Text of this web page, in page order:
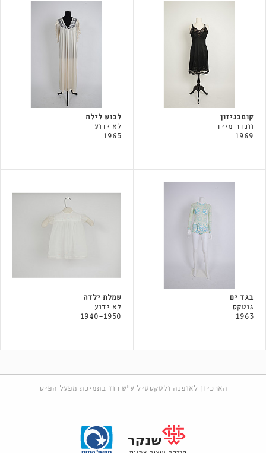
קומבניזון
וונדר מייד
1969
לבוש לילה
לא ידוע
1965
בגד ים
גוטקס
1963
שמלת ילדה
לא ידוע
1940-1950
הארכיון לאופנה ולטקסטיל ע"ש רוז בתמיכת מפעל הפיס